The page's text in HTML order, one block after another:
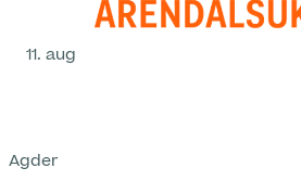
11. aug
Agder